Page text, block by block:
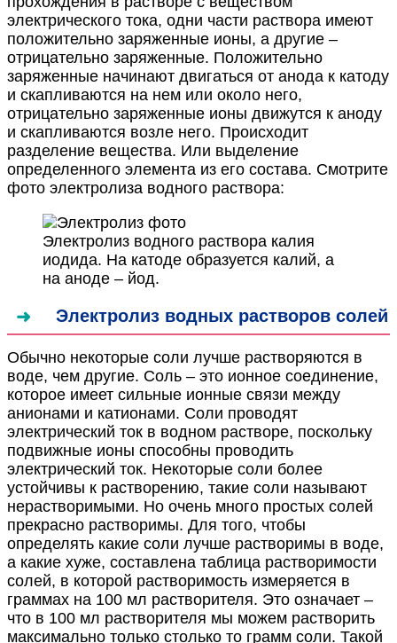
электрического тока, одни части раствора имеют
положительно заряженные ионы, а другие –
отрицательно заряженные. Положительно
заряженные начинают двигаться от анода к катоду
и скапливаются на нем или около него,
отрицательно заряженные ионы движутся к аноду
и скапливаются возле него. Происходит
разделение вещества. Или выделение
определенного элемента из его состава. Смотрите
фото электролиза водного раствора:
Электролиз водного раствора калия
иодида. На катоде образуется калий, а
на аноде – йод.
Электролиз водных растворов солей
Обычно некоторые соли лучше растворяются в
воде, чем другие. Соль – это ионное соединение,
которое имеет сильные ионные связи между
анионами и катионами. Соли проводят
электрический ток в водном растворе, поскольку
подвижные ионы способны проводить
электрический ток. Некоторые соли более
устойчивы к растворению, такие соли называют
нерастворимыми. Но очень много простых солей
прекрасно растворимы. Для того, чтобы
определять какие соли лучше растворимы в воде,
а какие хуже, составлена таблица растворимости
солей, в которой растворимость измеряется в
граммах на 100 мл растворителя. Это означает –
что в 100 мл растворителя мы можем растворить
максимально только столько то грамм соли. Такой